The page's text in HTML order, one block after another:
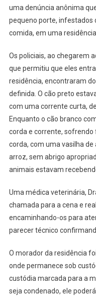
uma denúncia anônima
pequeno porte, infestados
comida, em uma
Os policiais, ao chegarem
que permitiu que eles
residência, encontraram
definida. O cão preto
com uma corrente curta,
Enquanto o cão branco
corda e corrente,
corda, com uma vasilha
arroz, sem abrigo
animais estavam
Uma médica veterinária,
chamada para a cena e
encaminhando-os para
parecer técnico
O morador da residência
onde permanece sob
custódia marcada para a
seja condenado, ele